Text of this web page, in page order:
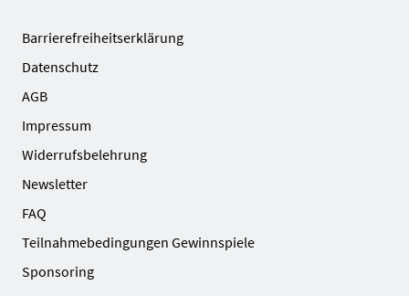
Barrierefreiheitserklärung
Datenschutz
AGB
Impressum
Widerrufsbelehrung
Newsletter
FAQ
Teilnahmebedingungen Gewinnspiele
Sponsoring